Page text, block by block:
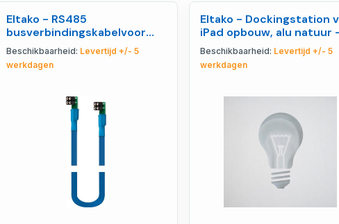
Eltako - RS485
busverbindingskabelvoor
serie 14, 45cm - 30014053
Beschikbaarheid: Levertijd +/- 5
werkdagen
Eltako - Dockingstation
iPad opbouw, alu natuur
30000001
Beschikbaarheid: Levertijd +/- 5
werkdagen